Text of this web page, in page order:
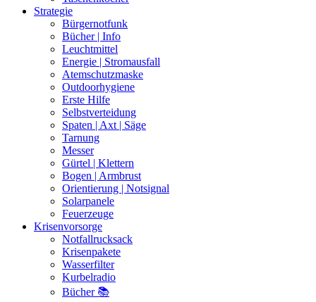
Strategie
Bürgernotfunk
Bücher | Info
Leuchtmittel
Energie | Stromausfall
Atemschutzmaske
Outdoorhygiene
Erste Hilfe
Selbstverteidung
Spaten | Axt | Säge
Tarnung
Messer
Gürtel | Klettern
Bogen | Armbrust
Orientierung | Notsignal
Solarpanele
Feuerzeuge
Krisenvorsorge
Notfallrucksack
Krisenpakete
Wasserfilter
Kurbelradio
Bücher 📚